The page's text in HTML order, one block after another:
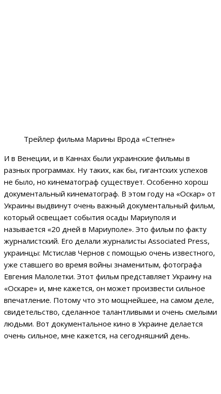
Трейлер фильма Марины Врода «Степне»
И в Венеции, и в Каннах были украинские фильмы в
разных программах. Ну таких, как бы, гигантских успехов
не было, но кинематограф существует. Особенно хорош
документальный кинематограф. В этом году на «Оскар» от
Украины выдвинут очень важный документальный фильм,
который освещает события осады Мариуполя и
называется «20 дней в Мариуполе». Это фильм по факту
журналистский. Его делали журналисты Associated Press,
украинцы: Мстислав Чернов с помощью очень известного,
уже ставшего во время войны знаменитым, фотографа
Евгения Малолетки. Этот фильм представляет Украину на
«Оскаре» и, мне кажется, он может произвести сильное
впечатление. Потому что это мощнейшее, на самом деле,
свидетельство, сделанное талантливыми и очень смелыми
людьми. Вот документальное кино в Украине делается
очень сильное, мне кажется, на сегодняшний день.